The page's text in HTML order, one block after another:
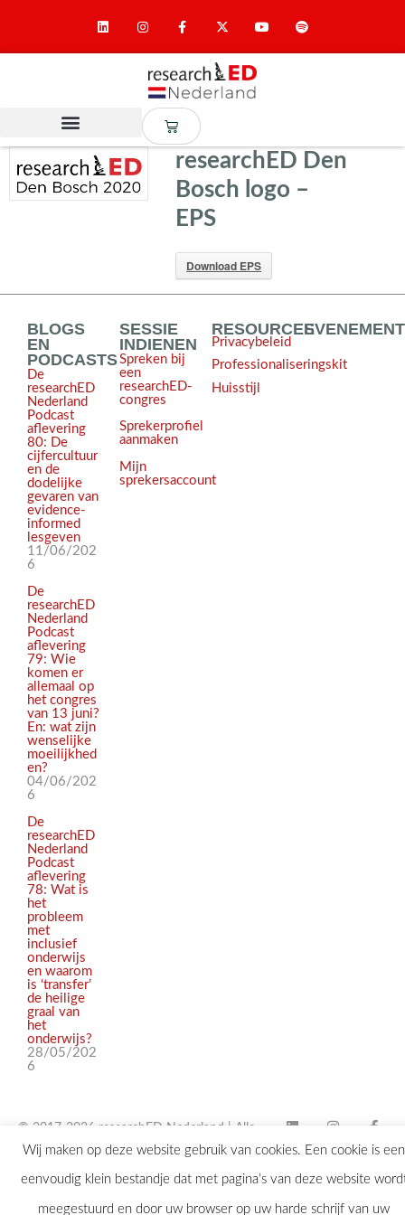
researchED Den
Bosch logo –
EPS
Download EPS
BLOGS
EN
PODCASTS
De
researchED
Nederland
Podcast
aflevering
80: De
cijfercultuur
en de
dodelijke
gevaren van
evidence-
informed
lesgeven
11/06/202
6
De
researchED
Nederland
Podcast
aflevering
79: Wie
komen er
allemaal op
het congres
van 13 juni?
En: wat zijn
wenselijke
moeilijkhed
en?
04/06/202
6
De
researchED
Nederland
Podcast
aflevering
78: Wat is
het
probleem
met
inclusief
onderwijs
en waarom
is ‘transfer’
de heilige
graal van
het
onderwijs?
28/05/202
6
SESSIE
INDIENEN
Spreken bij
een
researchED-
congres
Sprekerprofiel
aanmaken
Mijn
sprekersaccount
RESOURCES
Privacybeleid
Professionaliseringskit
Huisstijl
© 2017-2026 researchED Nederland | Alle
rechten voorbehouden |
contact@researchED.eu
Wij maken op deze website gebruik van cookies. Een cookie is een
eenvoudig klein bestandje dat met pagina’s van deze website
meegestuurd en door uw browser op uw harde schrijf van uw